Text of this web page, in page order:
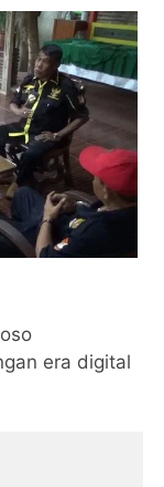
era digital